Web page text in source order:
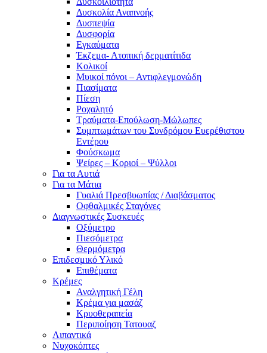
Δυσκολία Αναπνοής
Δυσπεψία
Δυσφορία
Εγκαύματα
Έκζεμα- Ατοπική δερματίτιδα
Κολικοί
Μυικοί πόνοι – Αντιφλεγμονώδη
Πιασίματα
Πίεση
Ροχαλητό
Τραύματα-Επούλωση-Μώλωπες
Συμπτωμάτων του Συνδρόμου Ευερέθιστου
Εντέρου
Φούσκωμα
Ψείρες – Κοριοί – Ψύλλοι
Για τα Αυτιά
Για τα Μάτια
Γυαλιά Πρεσβυωπίας / Διαβάσματος
Οφθαλμικές Σταγόνες
Διαγνωστικές Συσκευές
Οξύμετρο
Πιεσόμετρα
Θερμόμετρα
Επιδεσμικό Υλικό
Επιθέματα
Κρέμες
Αναλγητική Γέλη
Κρέμα για μασάζ
Κρυοθεραπεία
Περιποίηση Τατουαζ
Λιπαντικά
Νυχοκόπτες